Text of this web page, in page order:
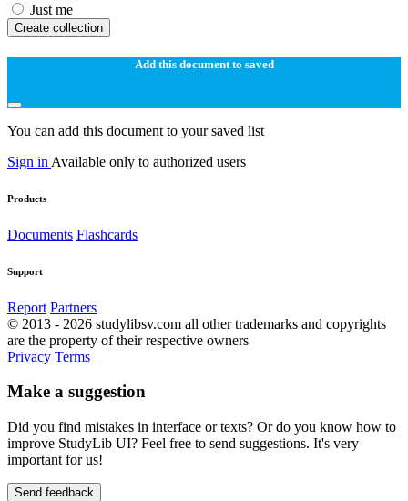
Just me
Create collection
Add this document to saved
You can add this document to your saved list
Sign in Available only to authorized users
Products
Documents Flashcards
Support
Report Partners
© 2013 - 2026 studylibsv.com all other trademarks and copyrights
are the property of their respective owners
Privacy Terms
Make a suggestion
Did you find mistakes in interface or texts? Or do you know how to
improve StudyLib UI? Feel free to send suggestions. It's very
important for us!
Send feedback